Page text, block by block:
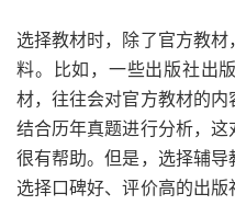
选择教材时，除了官方教
料。比如，一些出版社出
材，往往会对官方教材的
结合历年真题进行分析，
很有帮助。但是，选择辅导
选择口碑好、评价高的出